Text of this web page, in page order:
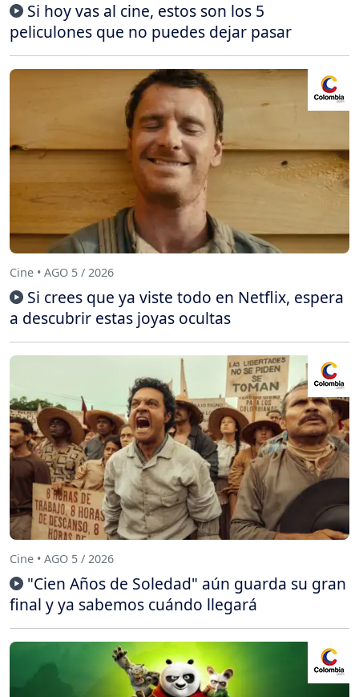
Si hoy vas al cine, estos son los 5
peliculones que no puedes dejar pasar
Cine • AGO 5 / 2026
Si crees que ya viste todo en Netflix, espera
a descubrir estas joyas ocultas
Cine • AGO 5 / 2026
"Cien Años de Soledad" aún guarda su gran
final y ya sabemos cuándo llegará